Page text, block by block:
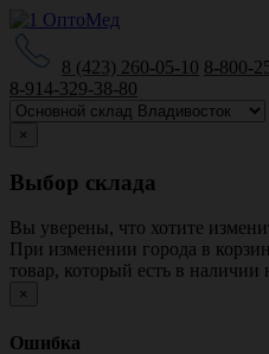
8 (423) 260-05-10 8-800-
8-914-329-38-80
×
Выбор склада
Вы уверены, что хотите
При изменении города в
товар, который есть в наличии
×
Ошибка